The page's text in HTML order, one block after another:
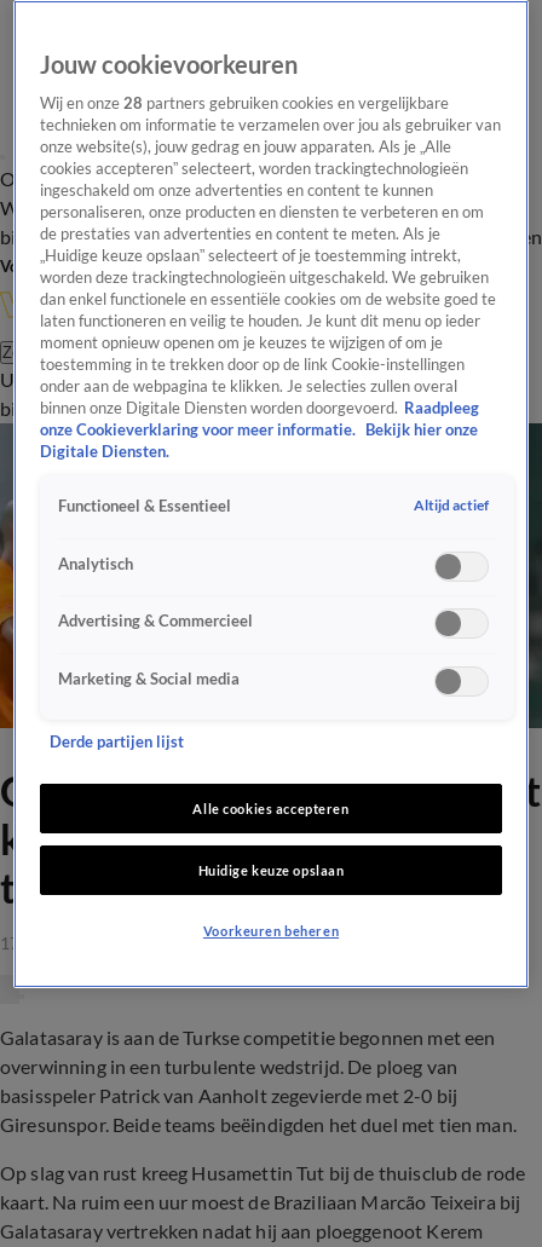
Overzicht Onze programma's Uitzendingen Onze gezichten
In de
WandelgangenInterviewsUitzending
bijwonenPodcastShopVeelgestelde vragenKijkersvraag insturen
Volg Vandaag Inside
Zoeken
UitzendingenVandaag InsideDe OranjezomerShopUitzending
bijwonen
Galatasaray-verdediger deelt
kopstoot en klappen uit aan
teamgenoot en krijgt rood
17 aug 2021, 08:21
Galatasaray is aan de Turkse competitie begonnen met een
overwinning in een turbulente wedstrijd. De ploeg van
basisspeler Patrick van Aanholt zegevierde met 2-0 bij
Giresunspor. Beide teams beëindigden het duel met tien man.
Op slag van rust kreeg Husamettin Tut bij de thuisclub de rode
kaart. Na ruim een uur moest de Braziliaan Marcão Teixeira bij
Galatasaray vertrekken nadat hij aan ploeggenoot Kerem
Jouw cookievoorkeuren
Wij en onze28 partners gebruiken cookies en vergelijkbare
technieken om informatie te verzamelen over jou als gebruiker van
onze website(s), jouw gedrag en jouw apparaten. Als je „Alle
cookies accepteren” selecteert, worden trackingtechnologieën
ingeschakeld om onze advertenties en content te kunnen
personaliseren, onze producten en diensten te verbeteren en om
de prestaties van advertenties en content te meten. Als je
„Huidige keuze opslaan” selecteert of je toestemming intrekt,
worden deze trackingtechnologieën uitgeschakeld. We gebruiken
dan enkel functionele en essentiële cookies om de website goed te
laten functioneren en veilig te houden. Je kunt dit menu op ieder
moment opnieuw openen om je keuzes te wijzigen of om je
toestemming in te trekken door op de link Cookie-instellingen
onder aan de webpagina te klikken. Je selecties zullen overal
binnen onze Digitale Diensten worden doorgevoerd. Raadpleeg
onze Cookieverklaring voor meer informatie.
Bekijk hier onze
Digitale Diensten.
Functioneel & Essentieel Altijd actief
Analytisch
Advertising & Commercieel
Marketing & Social media
Derde partijen lijst
Alle cookies accepteren
Huidige keuze opslaan
Voorkeuren beheren